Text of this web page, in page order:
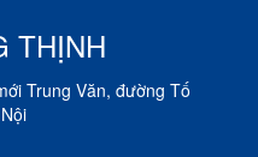
THỊNH
Trung Văn, đường Tố